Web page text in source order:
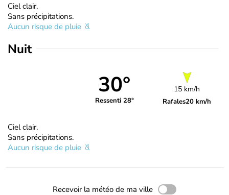
Ciel clair.
Sans précipitations.
Aucun risque de pluie
Nuit
30°
Ressenti 28°
15 km/h
Rafales20 km/h
Ciel clair.
Sans précipitations.
Aucun risque de pluie
Recevoir la météo de ma ville